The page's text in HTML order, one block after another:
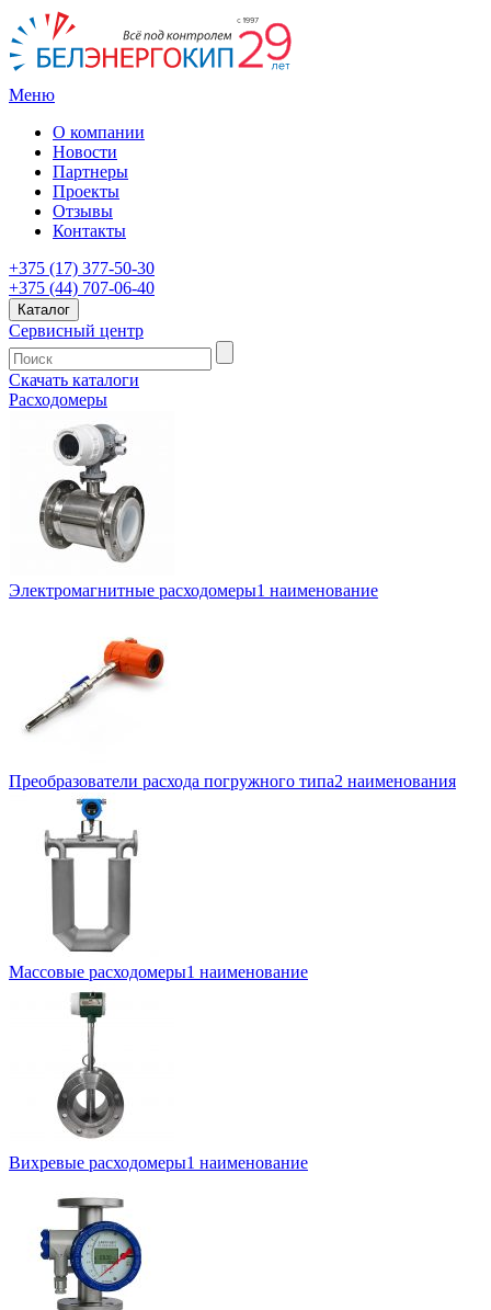
Меню
О компании
Новости
Партнеры
Проекты
Отзывы
Контакты
+375 (17) 377-50-30
+375 (44) 707-06-40
Каталог
Сервисный центр
Скачать каталоги
Расходомеры
Электромагнитные расходомеры1 наименование
Преобразователи расхода погружного типа2 наименования
Массовые расходомеры1 наименование
Вихревые расходомеры1 наименование